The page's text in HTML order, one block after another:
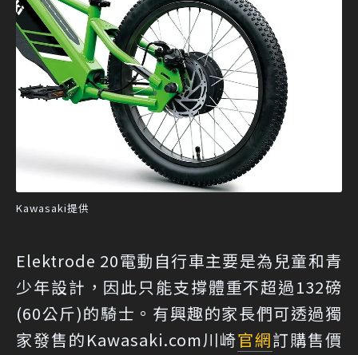
Kawasaki提供
Elektrode 20電動自行車主要是為兒童和青
少年設計，因此只能支撐體重不超過132磅
(60公斤)的騎士。有興趣的家長們可透過獨
家發售的Kawasaki.com川崎官網訂購售價